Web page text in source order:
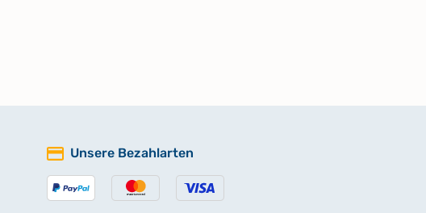
Unsere Bezahlarten